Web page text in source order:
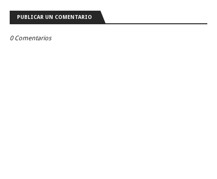
PUBLICAR UN COMENTARIO
0 Comentarios